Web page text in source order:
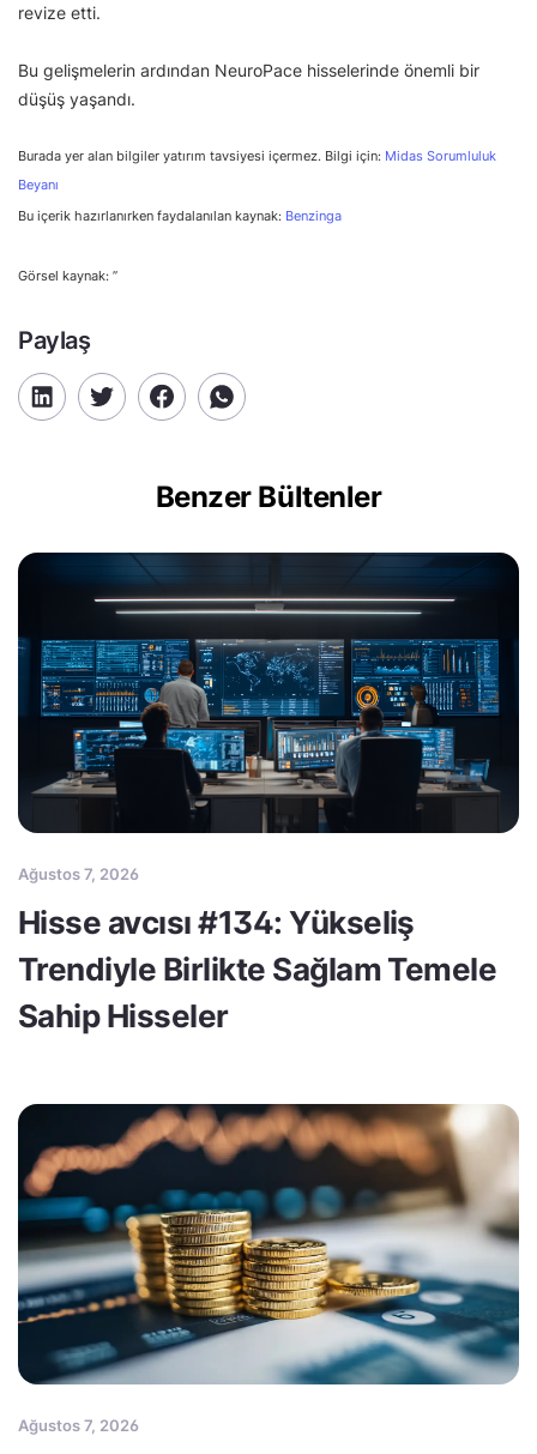
revize etti.
Bu gelişmelerin ardından NeuroPace hisselerinde önemli bir
düşüş yaşandı.
Burada yer alan bilgiler yatırım tavsiyesi içermez. Bilgi için: Midas Sorumluluk
Beyanı
Bu içerik hazırlanırken faydalanılan kaynak: Benzinga
Görsel kaynak: ”
Paylaş
Benzer Bültenler
Ağustos 7, 2026
Hisse avcısı #134: Yükseliş
Trendiyle Birlikte Sağlam Temele
Sahip Hisseler
Ağustos 7, 2026